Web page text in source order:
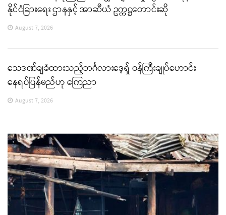
နိုင်ငံခြားရေး ဌာနနှင့် အာဆီယံ ဥက္ကဋ္ဌတောင်းဆို
August 7, 2026
သေဒဏ်ချခံထားသည့်ဘင်္ဂလားဒေ့ရှ် ဝန်ကြီးချုပ်ဟောင်း
နေရပ်ပြန်မည်ဟု ကြေညာ
August 7, 2026